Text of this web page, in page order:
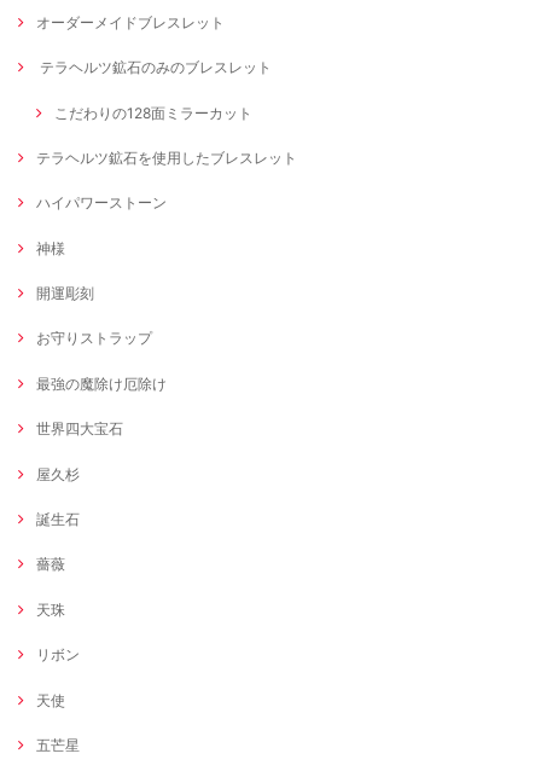
オーダーメイドブレスレット
テラヘルツ鉱石のみのブレスレット
こだわりの128面ミラーカット
テラヘルツ鉱石を使用したブレスレット
ハイパワーストーン
神様
開運彫刻
お守りストラップ
最強の魔除け厄除け
世界四大宝石
屋久杉
誕生石
薔薇
天珠
リボン
天使
五芒星